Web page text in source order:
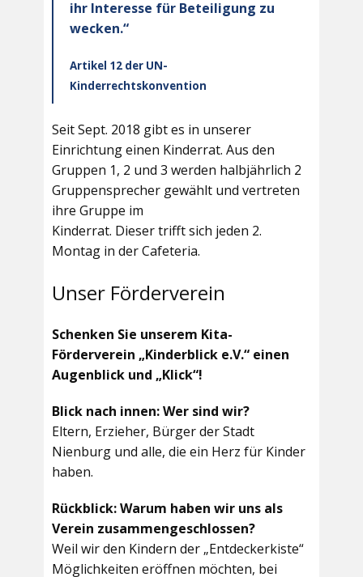
ihr Interesse für Beteiligung zu
wecken.“
Artikel 12 der UN-
Kinderrechtskonvention
Seit Sept. 2018 gibt es in unserer
Einrichtung einen Kinderrat. Aus den
Gruppen 1, 2 und 3 werden halbjährlich 2
Gruppensprecher gewählt und vertreten
ihre Gruppe im
Kinderrat. Dieser trifft sich jeden 2.
Montag in der Cafeteria.
Unser Förderverein
Schenken Sie unserem Kita-
Förderverein „Kinderblick e.V.“ einen
Augenblick und „Klick“!
Blick nach innen: Wer sind wir?
Eltern, Erzieher, Bürger der Stadt
Nienburg und alle, die ein Herz für Kinder
haben.
Rückblick: Warum haben wir uns als
Verein zusammengeschlossen?
Weil wir den Kindern der „Entdeckerkiste“
Möglichkeiten eröffnen möchten, bei